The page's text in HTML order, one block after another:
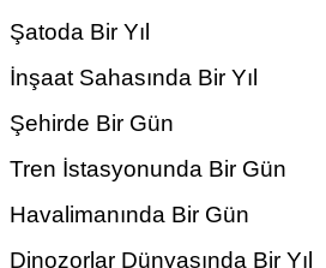
Şatoda Bir Yıl
İnşaat Sahasında Bir Yıl
Şehirde Bir Gün
Tren İstasyonunda Bir Gün
Havalimanında Bir Gün
Dinozorlar Dünyasında Bir Yıl